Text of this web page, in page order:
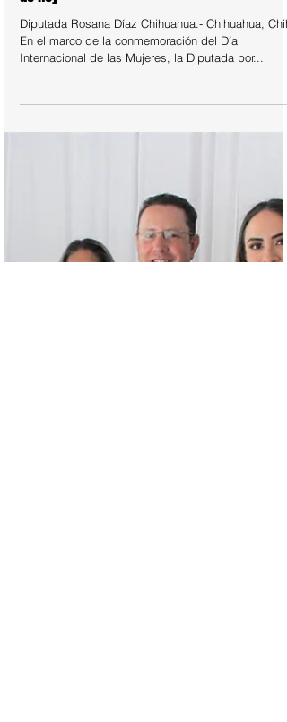
Se reúne Rosana Díaz con colectivo Mujeres